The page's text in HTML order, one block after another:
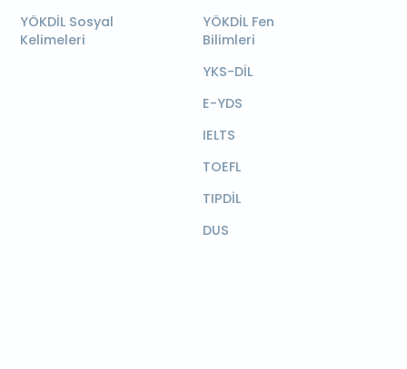
YÖKDİL Sosyal
Kelimeleri
YÖKDİL Fen
Bilimleri
YKS-DİL
E-YDS
IELTS
TOEFL
TIPDİL
DUS